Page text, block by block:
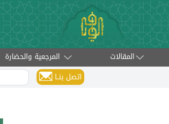
المقالات المرجعية والحضارة
اتصل بنــا